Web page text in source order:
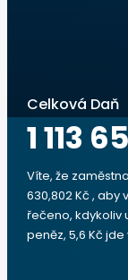
Celková Daň
1 113
Víte, že
630,802 Kč , aby
řečeno, kdykoliv
peněz, 5,6 Kč jde